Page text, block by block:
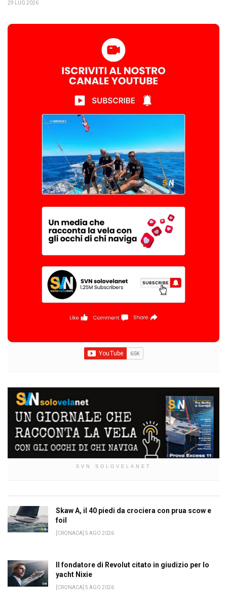
29 LUG 2026
SVN SOLOVELANET
Skaw A, il 40 piedi da crociera con prua scow e
foil
[CRONACA] 5 AGO 2026
Il fondatore di Revolut citato in giudizio per lo
yacht Nixie
[CRONACA] 5 AGO 2026